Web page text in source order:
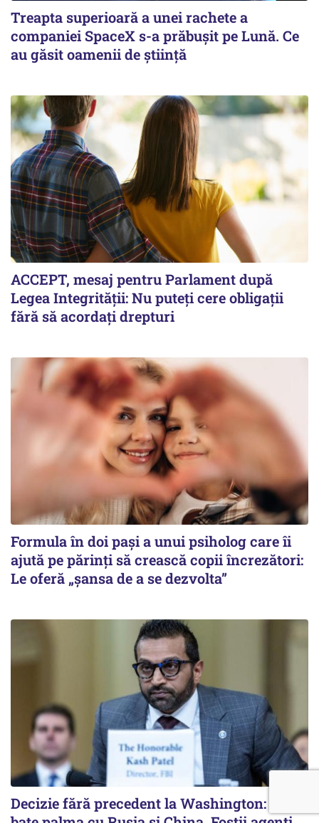
Treapta superioară a unei rachete a
companiei SpaceX s-a prăbușit pe Lună. Ce
au găsit oamenii de știință
ACCEPT, mesaj pentru Parlament după
Legea Integrității: Nu puteți cere obligații
fără să acordați drepturi
Formula în doi pași a unui psiholog care îi
ajută pe părinți să crească copii încrezători:
Le oferă „șansa de a se dezvolta”
Decizie fără precedent la Washington: FBI